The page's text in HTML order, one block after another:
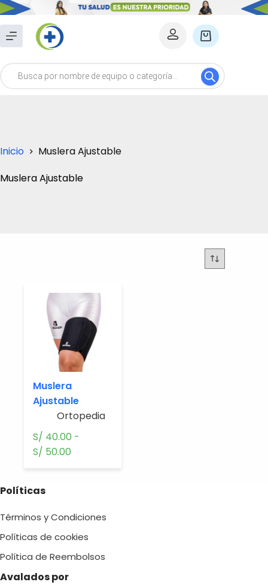
Saltar
al
contenido
Carro
compra
Inicio
Muslera Ajustable
Muslera Ajustable
Muslera
Ajustable
Ortopedia.
S/ 40.00 -
S/ 50.00
S/ 40.00
S/ 50.00
Políticas
Términos y Condiciones
Políticas de cookies
Política de Reembolsos
Avalados por